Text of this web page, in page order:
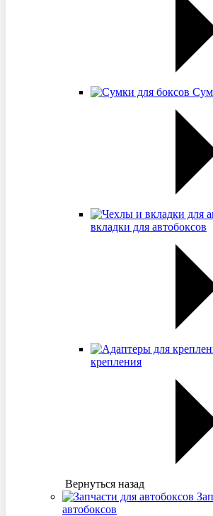
вкладки для автобоксов
крепления
Вернуться назад
автобоксов